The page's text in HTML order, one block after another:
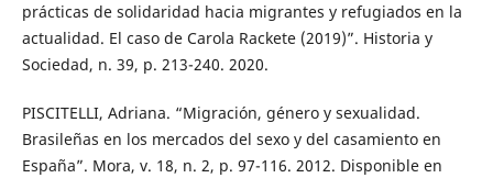
prácticas de solidaridad hacia migrantes y refugiados en la
actualidad. El caso de Carola Rackete (2019)”. Historia y
Sociedad, n. 39, p. 213-240. 2020.
PISCITELLI, Adriana. “Migración, género y sexualidad.
Brasileñas en los mercados del sexo y del casamiento en
España”. Mora, v. 18, n. 2, p. 97-116. 2012. Disponible en